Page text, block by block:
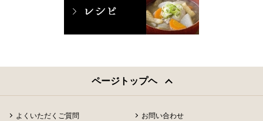
ページトップヘ
よくいただくご質問 お問い合わせ